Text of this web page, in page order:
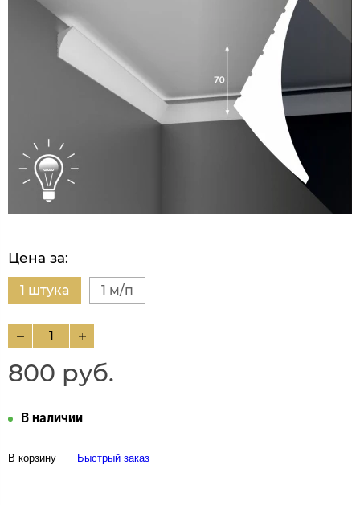
Цена за:
1 штука 1 м/п
800 руб.
В наличии
В корзину Быстрый заказ